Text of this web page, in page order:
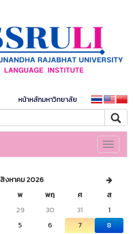
หน้าหลักมหาวิทยาลัย
Toggle
สิงหาคม 2026
พ พฤ ศ
ส
29 30 31
1
5 6 7
8